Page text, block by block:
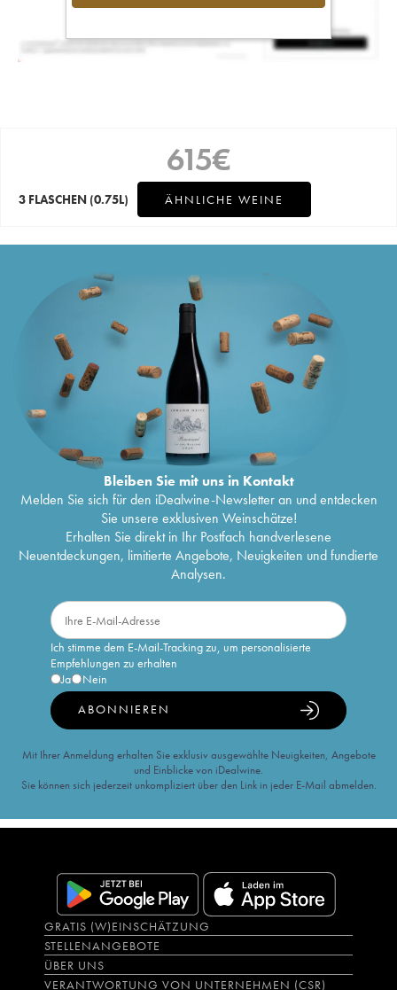
615€
3 FLASCHEN (0.75L) ÄHNLICHE WEINE
Bleiben Sie mit uns in Kontakt
Melden Sie sich für den iDealwine-Newsletter an und entdecken
Sie unsere exklusiven Weinschätze!
Erhalten Sie direkt in Ihr Postfach handverlesene
Neuentdeckungen, limitierte Angebote, Neuigkeiten und fundierte
Analysen.
Ich stimme dem E-Mail-Tracking zu, um personalisierte
Empfehlungen zu erhalten
Ja
Nein
ABONNIEREN
Mit Ihrer Anmeldung erhalten Sie exklusiv ausgewählte Neuigkeiten, Angebote
und Einblicke von iDealwine.
Sie können sich jederzeit unkompliziert über den Link in jeder E-Mail abmelden.
GRATIS (W)EINSCHÄTZUNG
STELLENANGEBOTE
ÜBER UNS
VERANTWORTUNG VON UNTERNEHMEN (CSR)